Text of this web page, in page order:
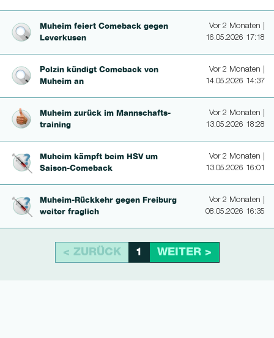
Muheim feiert Comeback gegen
Leverkusen
Vor 2 Monaten |
16.05.2026 17:18
Polzin kündigt Comeback von
Muheim an
Vor 2 Monaten |
14.05.2026 14:37
Muheim zurück im Mannschafts­
trai­ning
Vor 2 Monaten |
13.05.2026 18:28
Muheim kämpft beim HSV um
Saison-Come­back
Vor 2 Monaten |
13.05.2026 16:01
Mu­heim-Rückkehr gegen Freiburg
weiter fraglich
Vor 2 Monaten |
08.05.2026 16:35
< ZURÜCK 1 WEITER >